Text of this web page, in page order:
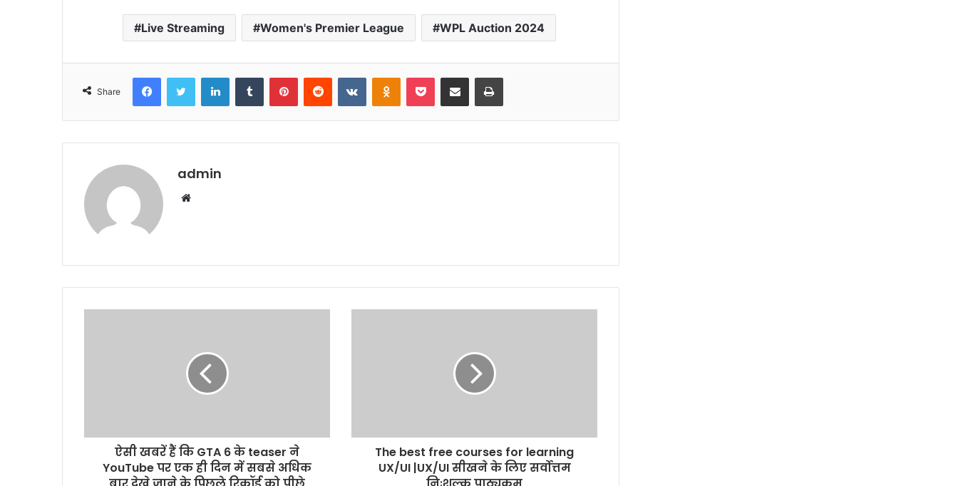
Live Streaming Women's Premier League WPL Auction 2024
Share
FacebookTwitter LinkedInTumblr PinterestReddit VKontakteOdnoklassniki
Pocket Share via Email Print
admin
Website
ऐसी खबरें हैं कि GTA 6 के teaser ने
YouTube पर एक ही दिन में सबसे अधिक
The best free courses for learning
UX/UI |UX/UI सीखने के लिए सर्वोत्तम